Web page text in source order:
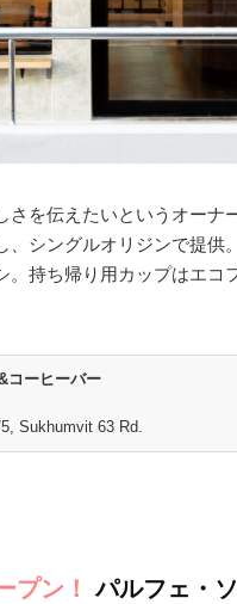
さを伝えたいというオーナ
、シングルオリジンで提供
。持ち帰り用カップはエコ
コーヒーバー
Sukhumvit 63 Rd.
プン！ パルフェ・